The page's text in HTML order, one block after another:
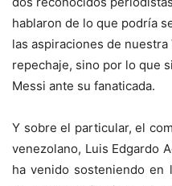
hablaron de lo que podría
las aspiraciones de
repechaje, sino por lo que
Messi ante su fanaticada.
Y sobre el particular, el
venezolano, Luis Edgardo
ha venido sosteniendo en